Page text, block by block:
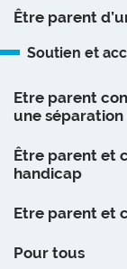
Être parent
Soutien et
Etre parent
une séparation
Être parent et
handicap
Etre parent et
Pour tous